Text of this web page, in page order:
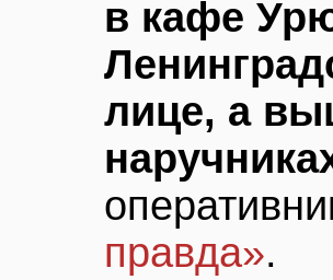
в кафе
лице, а
правда».